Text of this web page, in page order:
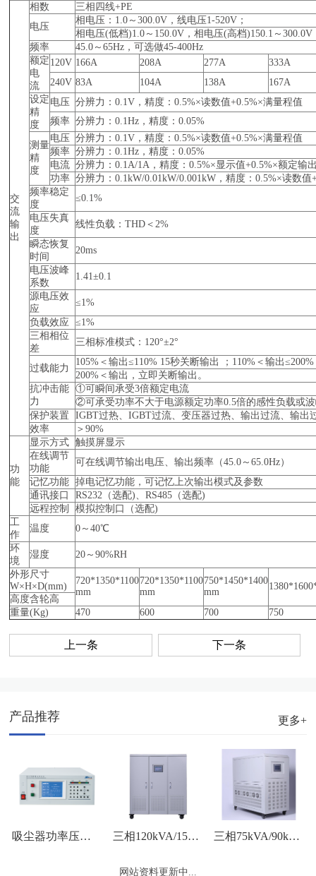
交
流
输
出
相数
三相四线+PE
电压
相电压：1.0～300.0V，线电压1-520V；
相电压(低档)1.0～150.0V，相电压(高档)150.1～300.0V
频率
45.0～65Hz，可选做45-400Hz
额定
电
流
120V 166A 208A 277A
333A
240V 83A 104A 138A
167A
设定
精
度
电压 分辨力：0.1V，精度：0.5%×读数值+0.5%×满量程值
频率 分辨力：0.1Hz，精度：0.05%
测量
精
度
电压 分辨力：0.1V，精度：0.5%×读数值+0.5%×满量程值
频率 分辨力：0.1Hz，精度：0.05%
电流 分辨力：0.1A/1A，精度：0.5%×显示值+0.5%×额定输
功率 分辨力：0.1kW/0.01kW/0.001kW，精度：0.5%×读数
频率稳定
度
≤0.1%
电压失真
度
线性负载：THD＜2%
瞬态恢复
时间
20ms
电压波峰
系数
1.41±0.1
源电压效
应
≤1%
负载效应
≤1%
三相相位
差
三相标准模式：120°±2°
过载能力
105%＜输出≤110% 15秒关断输出 ；110%＜输出
200%＜输出，立即关断输出。
抗冲击能
力
①可瞬间承受3倍额定电流
②可承受功率不大于电源额定功率0.5倍的感性负载或
保护装置
IGBT过热、IGBT过流、变压器过热、输出过流、输出
效率
＞90%
功
能
显示方式
触摸屏显示
在线调节
功能
可在线调节输出电压、输出频率（45.0～65.0Hz）
记忆功能
掉电记忆功能，可记忆上次输出模式及参数
通讯接口
RS232（选配)、RS485（选配)
远程控制
模拟控制口（选配)
工
作
温度
0～40℃
环
境
湿度
20～90%RH
外形尺寸
W×H×D(mm)
720*1350*1100
mm
720*1350*1100
mm
750*1450*1400
mm
高度含轮高
重量(Kg)
470 600 700 750
上一条 下一条
产品推荐 更多+
吸尘器功率压力测试 三相120kVA/150kVA外观图 三相75kVA/90kVA/100kVA外观图
网站资料更新中...